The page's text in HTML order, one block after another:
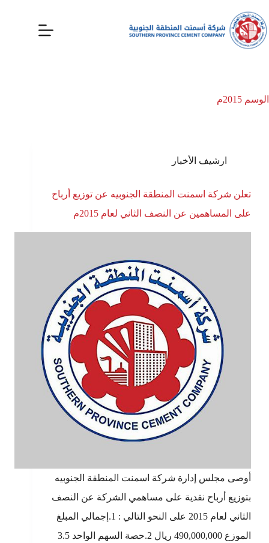
الوسم
ارشيف الأخبار
تعلن شركة اسمنت المنطقة الجنوبيه عن توزيع أرباح
على المساهمين عن النصف الثاني لعام 2015م
أوصى مجلس إدارة شركة اسمنت المنطقة الجنوبيه
بتوزيع أرباح نقدية على مساهمي الشركة عن النصف
الثاني لعام 2015 على النحو التالي : 1.إجمالي المبلغ
الموزع 490,000,000 ريال 2.حصة السهم الواحد 3.5